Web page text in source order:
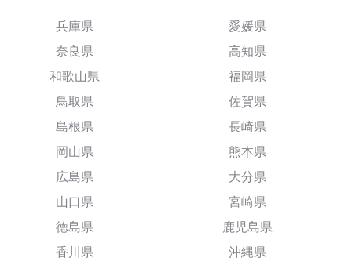
兵庫県
奈良県
和歌山県
鳥取県
島根県
岡山県
広島県
山口県
徳島県
香川県
愛媛県
高知県
福岡県
佐賀県
長崎県
熊本県
大分県
宮崎県
鹿児島県
沖縄県